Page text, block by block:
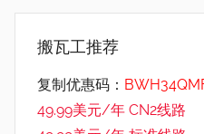
搬瓦工推荐
复制优惠码：
49.99美元/年 CN2线路